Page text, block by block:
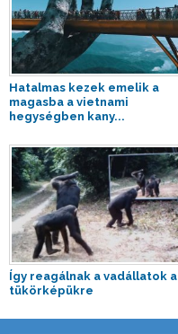
Hatalmas kezek emelik a
magasba a vietnami
hegységben kany...
Így reagálnak a vadállatok a
tükörképükre